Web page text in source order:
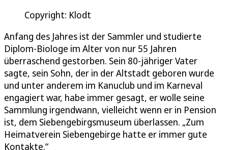
Copyright: Klodt
Anfang des Jahres ist der Sammler und studierte
Diplom-Biologe im Alter von nur 55 Jahren
überraschend gestorben. Sein 80-jähriger Vater
sagte, sein Sohn, der in der Altstadt geboren wurde
und unter anderem im Kanuclub und im Karneval
engagiert war, habe immer gesagt, er wolle seine
Sammlung irgendwann, vielleicht wenn er in Pension
ist, dem Siebengebirgsmuseum überlassen. „Zum
Heimatverein Siebengebirge hatte er immer gute
Kontakte.“